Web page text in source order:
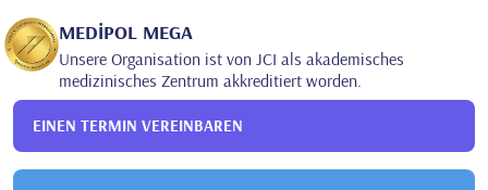
MEDİPOL MEGA
Unsere Organisation ist von JCI als akademisches
medizinisches Zentrum akkreditiert worden.
EINEN TERMIN VEREINBAREN